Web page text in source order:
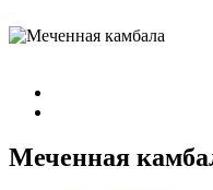
Меченная